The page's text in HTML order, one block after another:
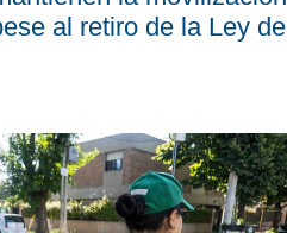
al retiro de la Ley de